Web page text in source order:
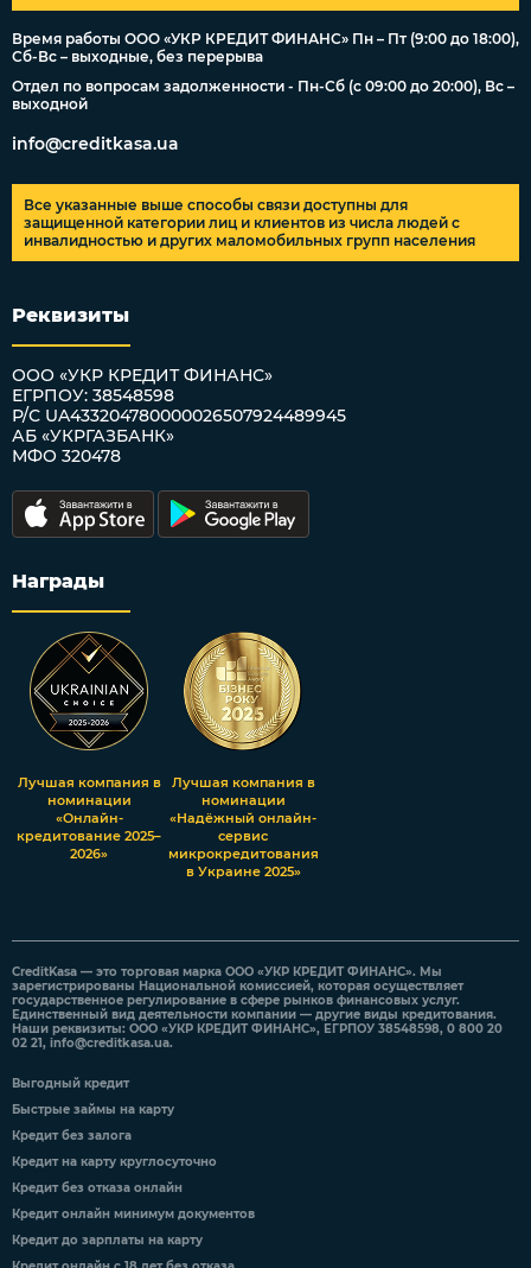
Время работы ООО «УКР КРЕДИТ ФИНАНС» Пн – Пт (9:00 до 18:00),
Сб-Вс – выходные, без перерыва
Отдел по вопросам задолженности - Пн-Сб (с 09:00 до 20:00), Вс –
выходной
info@creditkasa.ua
Все указанные выше способы связи доступны для
защищенной категории лиц и клиентов из числа людей с
инвалидностью и других маломобильных групп населения
Реквизиты
ООО «УКР КРЕДИТ ФИНАНС»
ЕГРПОУ: 38548598
Р/С UA433204780000026507924489945
АБ «УКРГАЗБАНК»
МФО 320478
Награды
Лучшая компания в
номинации
«Онлайн-
кредитование 2025–
2026»
Лучшая компания в
номинации
«Надёжный онлайн-
сервис
микрокредитования
в Украине 2025»
CreditKasa — это торговая марка ООО «УКР КРЕДИТ ФИНАНС». Мы
зарегистрированы Национальной комиссией, которая осуществляет
государственное регулирование в сфере рынков финансовых услуг.
Единственный вид деятельности компании — другие виды кредитования.
Наши реквизиты: ООО «УКР КРЕДИТ ФИНАНС», ЕГРПОУ 38548598, 0 800 20
02 21, info@creditkasa.ua.
Выгодный кредит
Быстрые займы на карту
Кредит без залога
Кредит на карту круглосуточно
Кредит без отказа онлайн
Кредит онлайн минимум документов
Кредит до зарплаты на карту